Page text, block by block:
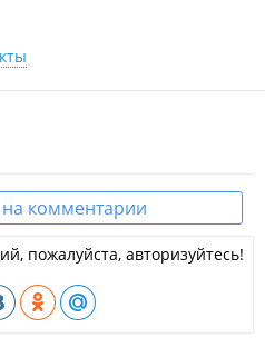
комментарии
пожалуйста, авторизуйтесь!